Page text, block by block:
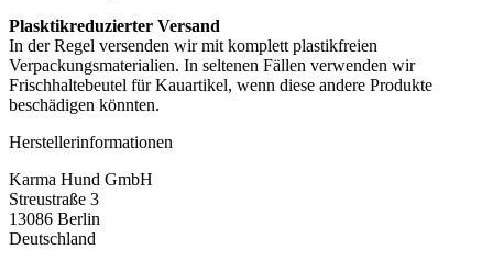
Plasktikreduzierter Versand
In der Regel versenden wir mit komplett plastikfreien
Verpackungsmaterialien. In seltenen Fällen verwenden wir
Frischhaltebeutel für Kauartikel, wenn diese andere Produkte
beschädigen könnten.
Herstellerinformationen
Karma Hund GmbH
Streustraße 3
13086 Berlin
Deutschland